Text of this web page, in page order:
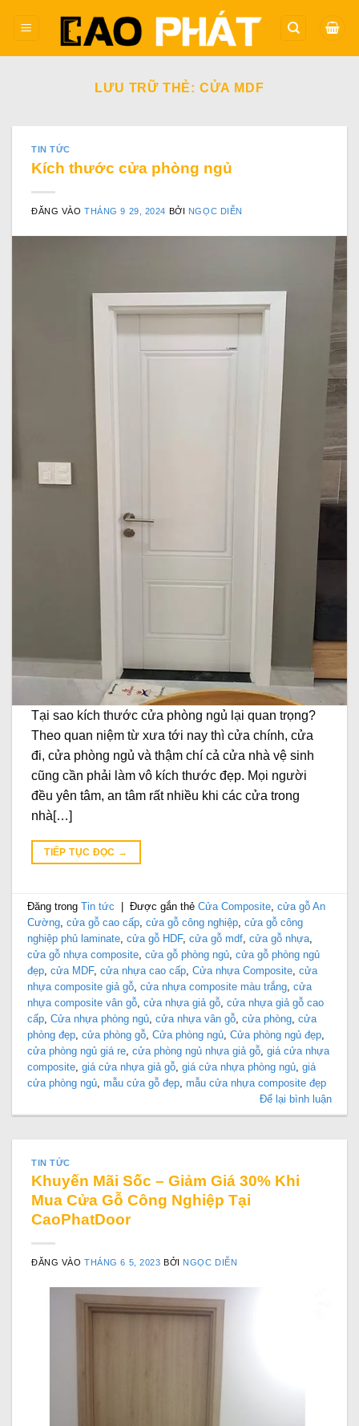
LƯU TRỮ THẺ: CỬA MDF
TIN TỨC
Kích thước cửa phòng ngủ
ĐĂNG VÀOTHÁNG 9 29, 2024 BỞI NGỌC DIỄN
Tại sao kích thước cửa phòng ngủ lại quan trọng?
Theo quan niệm từ xưa tới nay thì cửa chính, cửa
đi, cửa phòng ngủ và thậm chí cả cửa nhà vệ sinh
cũng cần phải làm vô kích thước đẹp. Mọi người
đều yên tâm, an tâm rất nhiều khi các cửa trong
nhà[…]
TIẾP TỤC ĐỌC →
Đăng trongTin tức Được gắn thẻCửa Composite,cửa gỗ An
Cường,cửa gỗ cao cấp,cửa gỗ công nghiệp,cửa gỗ công
nghiệp phủ laminate,cửa gỗ HDF,cửa gỗ mdf,cửa gỗ nhựa,
cửa gỗ nhựa composite,cửa gỗ phòng ngủ,cửa gỗ phòng ngủ
đẹp,cửa MDF,cửa nhựa cao cấp,Cửa nhựa Composite,cửa
nhựa composite giả gỗ,cửa nhựa composite màu trắng,cửa
nhựa composite vân gỗ,cửa nhựa giả gỗ,cửa nhựa giả gỗ cao
cấp,Cửa nhựa phòng ngủ,cửa nhựa vân gỗ,cửa phòng,cửa
phòng đẹp,cửa phòng gỗ,Cửa phòng ngủ,Cửa phòng ngủ đẹp,
cửa phòng ngủ giá re,cửa phòng ngủ nhựa giả gỗ,giá cửa nhựa
composite,giá cửa nhựa giả gỗ,giá cửa nhựa phòng ngủ,giá
cửa phòng ngủ,mẫu cửa gỗ đẹp,mẫu cửa nhựa composite đẹp
Để lại bình luận
TIN TỨC
Khuyến Mãi Sốc – Giảm Giá 30% Khi
Mua Cửa Gỗ Công Nghiệp Tại
CaoPhatDoor
ĐĂNG VÀOTHÁNG 6 5, 2023 BỞI NGỌC DIỄN